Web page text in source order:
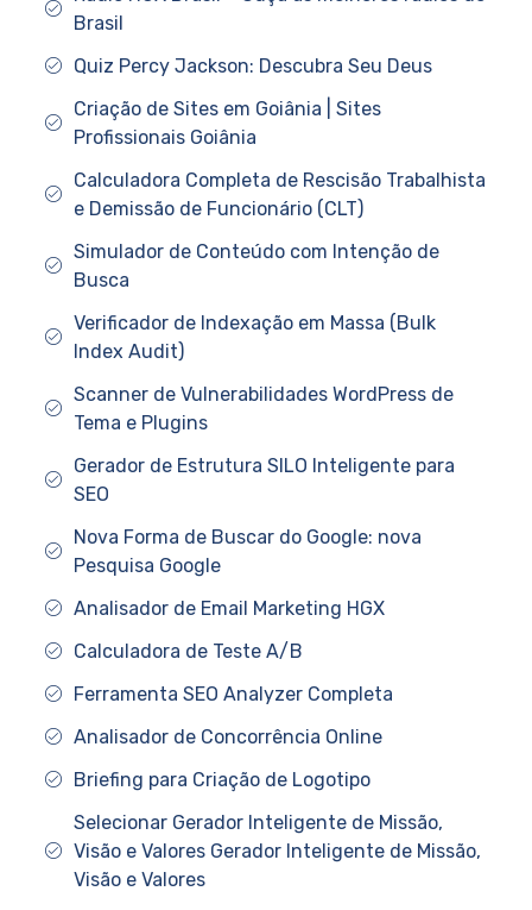
Brasil
Quiz Percy Jackson: Descubra Seu Deus
Criação de Sites em Goiânia | Sites
Profissionais Goiânia
Calculadora Completa de Rescisão Trabalhista
e Demissão de Funcionário (CLT)
Simulador de Conteúdo com Intenção de
Busca
Verificador de Indexação em Massa (Bulk
Index Audit)
Scanner de Vulnerabilidades WordPress de
Tema e Plugins
Gerador de Estrutura SILO Inteligente para
SEO
Nova Forma de Buscar do Google: nova
Pesquisa Google
Analisador de Email Marketing HGX
Calculadora de Teste A/B
Ferramenta SEO Analyzer Completa
Analisador de Concorrência Online
Briefing para Criação de Logotipo
Selecionar Gerador Inteligente de Missão,
Visão e Valores Gerador Inteligente de Missão,
Visão e Valores